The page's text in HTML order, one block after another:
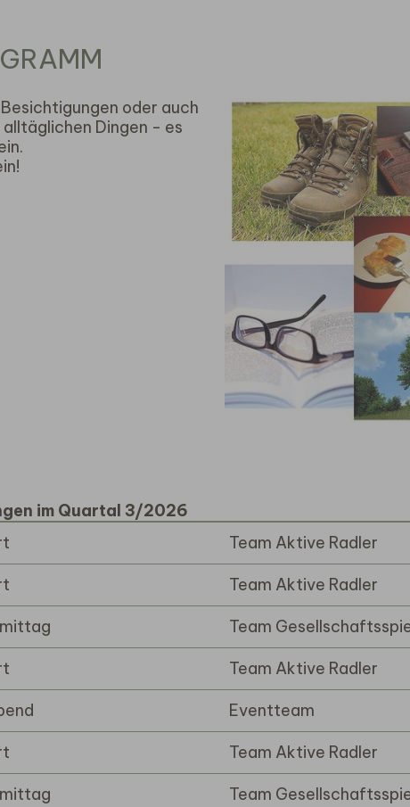
oder auch
Dingen - es
im Quartal 3/2026
Team Aktive Radler
Team Aktive Radler
Team
Team Aktive Radler
Eventteam
Team Aktive Radler
Team